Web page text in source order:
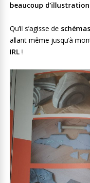
beaucoup
Qu’il s’agisse de schémas
allant même jusqu’à
IRL !